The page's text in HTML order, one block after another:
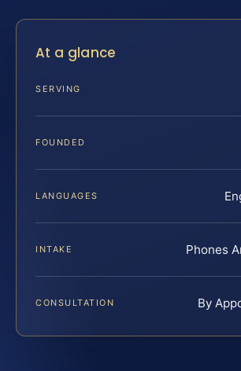
At a glance
SERVING
FOUNDED
LANGUAGES
INTAKE Phones
CONSULTATION By